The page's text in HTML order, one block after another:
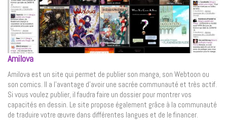
Amilova
Amilova est un site qui permet de publier son manga, son Webtoon ou
son comics. Il a l’avantage d’avoir une sacrée communauté et très actif.
Si vous voulez publier, il faudra faire un dossier pour montrer vos
capacités en dessin. Le site propose également grâce à la communauté
de traduire votre œuvre dans différentes langues et de le financer.